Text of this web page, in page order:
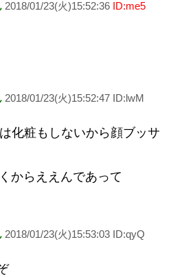
2018/01/23(火)15:52:36 ID:me5
2018/01/23(火)15:52:47 ID:lwM
化粧もしないから顔ブッサ
からええんであって
2018/01/23(火)15:53:03 ID:qyQ